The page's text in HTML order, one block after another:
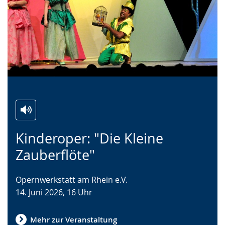
Kinderoper: "Die Kleine
Zauberflöte"
Leichten
Sprache
wechseln.
Audio-
Unterstützung.
Video
in
Deutscher
Gebärdensprache
wird
angezeigt.
Opernwerkstatt am Rhein e.V.
14. Juni 2026, 16 Uhr
Mehr zur Veranstaltung